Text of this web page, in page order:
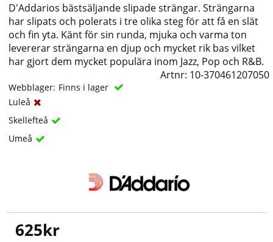
D'Addarios bästsäljande slipade strängar. Strängarna
har slipats och polerats i tre olika steg för att få en slät
och fin yta. Känt för sin runda, mjuka och varma ton
levererar strängarna en djup och mycket rik bas vilket
har gjort dem mycket populära inom Jazz, Pop och R&B.
Artnr: 10-370461207050
Webblager: Finns i lager
Luleå
Skellefteå
Umeå
625kr